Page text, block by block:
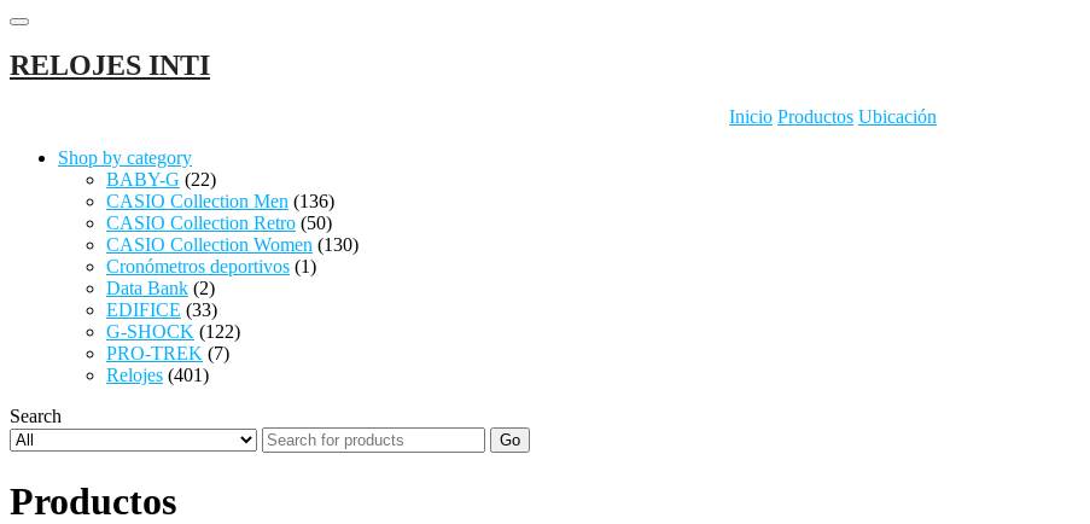
Toggle navigation
RELOJES INTI
Inicio Productos Ubicación
Shop by category
BABY-G (22)
CASIO Collection Men (136)
CASIO Collection Retro (50)
CASIO Collection Women (130)
Cronómetros deportivos (1)
Data Bank (2)
EDIFICE (33)
G-SHOCK (122)
PRO-TREK (7)
Relojes (401)
Search
Go
Productos